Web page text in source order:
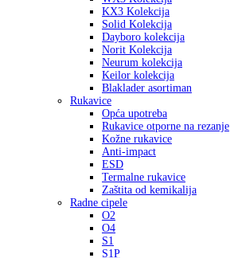
KX3 Kolekcija
Solid Kolekcija
Dayboro kolekcija
Norit Kolekcija
Neurum kolekcija
Keilor kolekcija
Blaklader asortiman
Rukavice
Opća upotreba
Rukavice otporne na rezanje
Kožne rukavice
Anti-impact
ESD
Termalne rukavice
Zaštita od kemikalija
Radne cipele
O2
O4
S1
S1P